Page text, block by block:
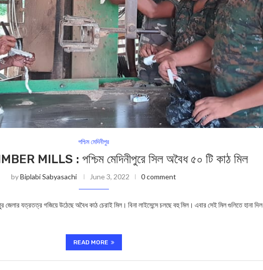
পশ্চিম মেদিনীপুর
MILLS : পশ্চিম মেদিনীপুরে সিল অবৈধ ৫০ টি কাঠ মিল
byBiplabi Sabyasachi June 3, 2022 0 comment
যত্রতত্র গজিয়ে উঠেছে অবৈধ কাঠ চেরাই মিল। বিনা লাইসেন্সে চলছে বহু মিল। এবার সেই মিল গুলিতে হানা দিল
READ MORE